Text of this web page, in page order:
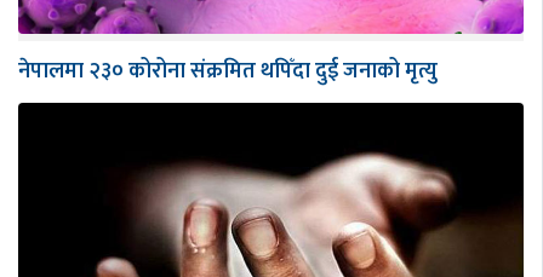
नेपालमा २३० कोरोना संक्रमित थपिँदा दुई जनाको मृत्यु